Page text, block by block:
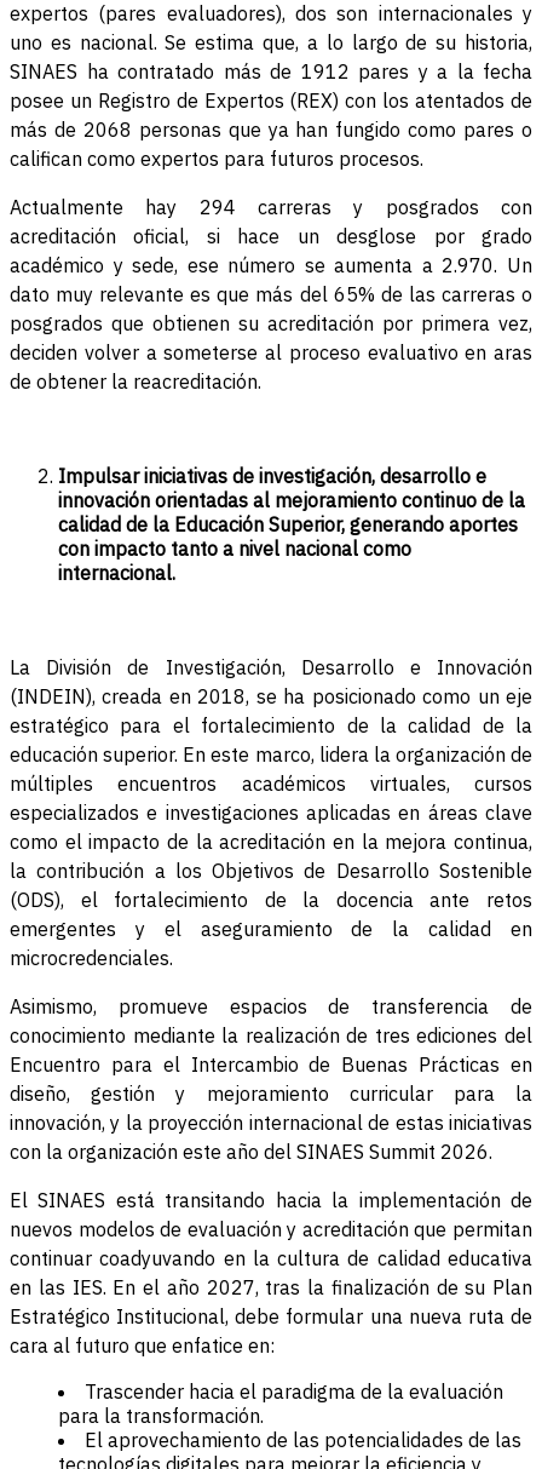
expertos (pares evaluadores), dos son internacionales y
uno es nacional. Se estima que, a lo largo de su historia,
SINAES ha contratado más de 1912 pares y a la fecha
posee un Registro de Expertos (REX) con los atentados de
más de 2068 personas que ya han fungido como pares o
califican como expertos para futuros procesos.
Actualmente hay 294 carreras y posgrados con
acreditación oficial, si hace un desglose por grado
académico y sede, ese número se aumenta a 2.970. Un
dato muy relevante es que más del 65% de las carreras o
posgrados que obtienen su acreditación por primera vez,
deciden volver a someterse al proceso evaluativo en aras
de obtener la reacreditación.
Impulsar iniciativas de investigación, desarrollo e
innovación orientadas al mejoramiento continuo de la
calidad de la Educación Superior, generando aportes
con impacto tanto a nivel nacional como
internacional.
La División de Investigación, Desarrollo e Innovación
(INDEIN), creada en 2018, se ha posicionado como un eje
estratégico para el fortalecimiento de la calidad de la
educación superior. En este marco, lidera la organización de
múltiples encuentros académicos virtuales, cursos
especializados e investigaciones aplicadas en áreas clave
como el impacto de la acreditación en la mejora continua,
la contribución a los Objetivos de Desarrollo Sostenible
(ODS), el fortalecimiento de la docencia ante retos
emergentes y el aseguramiento de la calidad en
microcredenciales.
Asimismo, promueve espacios de transferencia de
conocimiento mediante la realización de tres ediciones del
Encuentro para el Intercambio de Buenas Prácticas en
diseño, gestión y mejoramiento curricular para la
innovación, y la proyección internacional de estas iniciativas
con la organización este año del SINAES Summit 2026.
El SINAES está transitando hacia la implementación de
nuevos modelos de evaluación y acreditación que permitan
continuar coadyuvando en la cultura de calidad educativa
en las IES. En el año 2027, tras la finalización de su Plan
Estratégico Institucional, debe formular una nueva ruta de
cara al futuro que enfatice en:
Trascender hacia el paradigma de la evaluación
para la transformación.
El aprovechamiento de las potencialidades de las